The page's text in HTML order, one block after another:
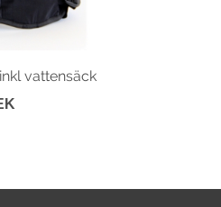
vattensäck